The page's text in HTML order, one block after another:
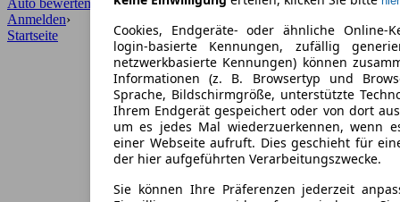
Auto bewerten
Anmelden›
Cookies, Endgeräte- oder ähnliche Online-
login-basierte Kennungen, zufällig
netzwerkbasierte Kennungen) können
Informationen (z. B. Browsertyp und
Sprache, Bildschirmgröße, unterstützte
Ihrem Endgerät gespeichert oder von dort
um es jedes Mal wiederzuerkennen, wenn
einer Webseite aufruft. Dies geschieht für
der hier aufgeführten Verarbeitungszwecke.
Sie können Ihre Präferenzen jederzeit
Startseite